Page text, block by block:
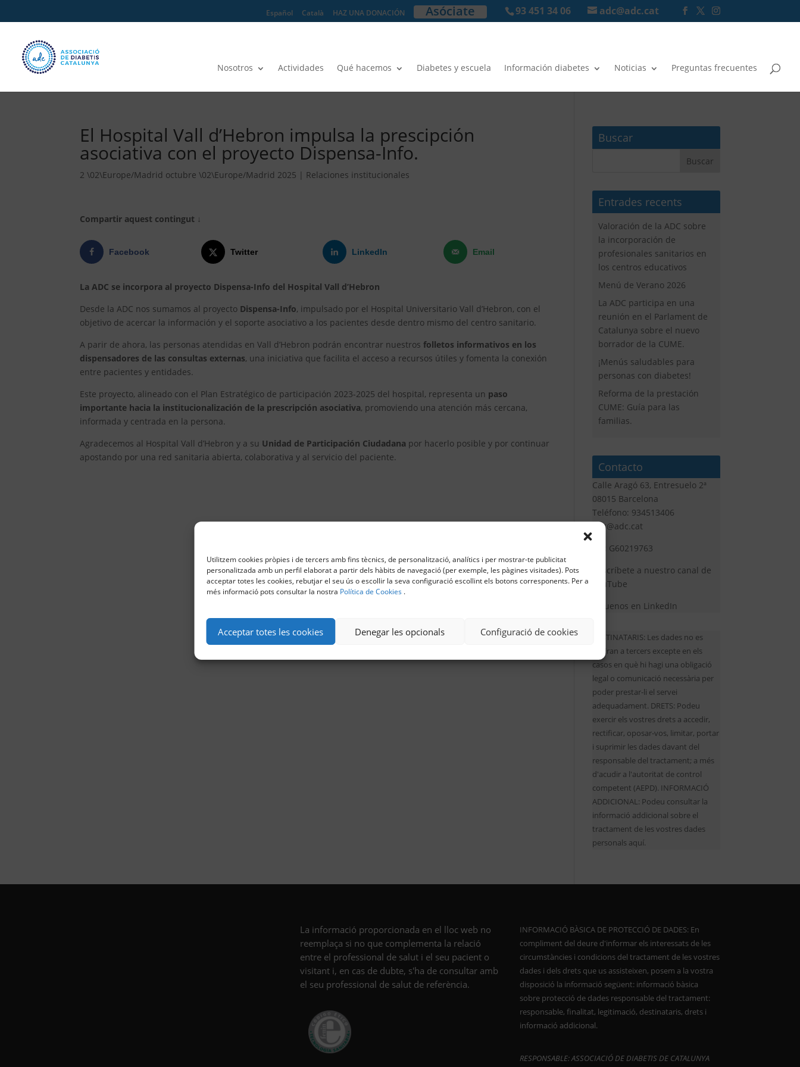
Utilitzem cookies pròpies i de tercers amb fins tècnics, de personalització, analítics i per mostrar-te publicitat
personalitzada amb un perfil elaborat a partir dels hàbits de navegació (per exemple, les pàgines visitades). Pots
acceptar totes les cookies, rebutjar el seu ús o escollir la seva configuració escollint els botons corresponents. Per a
més informació pots consultar la nostra Política de Cookies.
Acceptar totes les cookies Denegar les opcionals Configuració de cookies
93 451 34 06 adc@adc.cat
Español Català HAZ UNA DONACIÓN Asóciate
Nosotros Actividades Qué hacemos Diabetes y escuela Información diabetes Noticias Preguntas frecuentes
El Hospital Vall d’Hebron impulsa la prescipción
asociativa con el proyecto Dispensa-Info.
2 \02\Europe/Madrid octubre \02\Europe/Madrid 2025 | Relaciones institucionales
Compartir aquest contingut ↓
Facebook Twitter LinkedIn Email
La ADC se incorpora al proyecto Dispensa-Info del Hospital Vall d’Hebron
Desde la ADC nos sumamos al proyecto Dispensa-Info, impulsado por el Hospital Universitario Vall d’Hebron, con el
objetivo de acercar la información y el soporte asociativo a los pacientes desde dentro mismo del centro sanitario.
A parir de ahora, las personas atendidas en Vall d’Hebron podrán encontrar nuestros folletos informativos en los
dispensadores de las consultas externas, una iniciativa que facilita el acceso a recursos útiles y fomenta la conexión
entre pacientes y entidades.
Este proyecto, alineado con el Plan Estratégico de participación 2023-2025 del hospital, representa un paso
importante hacia la institucionalización de la prescripción asociativa, promoviendo una atención más cercana,
informada y centrada en la persona.
Agradecemos al Hospital Vall d’Hebron y a su Unidad de Participación Ciudadana por hacerlo posible y por continuar
apostando por una red sanitaria abierta, colaborativa y al servicio del paciente.
Buscar
Entrades recents
Valoración de la ADC sobre
la incorporación de
profesionales sanitarios en
los centros educativos
Menú de Verano 2026
La ADC participa en una
reunión en el Parlament de
Catalunya sobre el nuevo
borrador de la CUME.
¡Menús saludables para
personas con diabetes!
Reforma de la prestación
CUME: Guía para las
familias.
Contacto
Calle Aragó 63, Entresuelo 2ª
08015 Barcelona
Teléfono: 934513406
adc@adc.cat
CIF: G60219763
Suscríbete a nuestro canal de
YouTube
Síguenos en LinkedIn
DESTINATARIS: Les dades no es
cediran a tercers excepte en els
casos en què hi hagi una obligació
legal o comunicació necessària per
poder prestar-li el servei
adequadament. DRETS: Podeu
exercir els vostres drets a accedir,
rectificar, oposar-vos, limitar, portar
i suprimir les dades davant del
responsable del tractament; a més
d'acudir a l'autoritat de control
competent (AEPD). INFORMACIÓ
ADDICIONAL: Podeu consultar la
informació addicional sobre el
tractament de les vostres dades
personals aquí.
La informació proporcionada en el lloc web no
reemplaça si no que complementa la relació
entre el professional de salut i el seu pacient o
visitant i, en cas de dubte, s'ha de consultar amb
el seu professional de salut de referència.
INFORMACIÓ BÀSICA DE PROTECCIÓ DE DADES: En
compliment del deure d'informar els interessats de les
circumstàncies i condicions del tractament de les vostres
dades i dels drets que us assisteixen, posem a la vostra
disposició la informació següent: informació bàsica
sobre protecció de dades responsable del tractament:
responsable, finalitat, legitimació, destinataris, drets i
informació addicional.
RESPONSABLE: ASSOCIACIÓ DE DIABETIS DE CATALUNYA